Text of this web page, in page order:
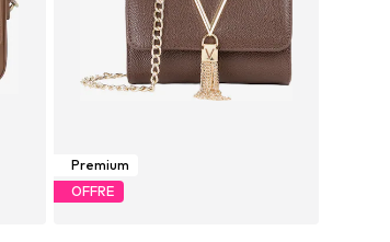
Premium
OFFRE